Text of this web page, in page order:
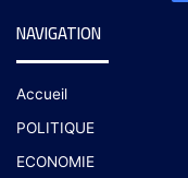
NAVIGATION
Accueil
POLITIQUE
ECONOMIE